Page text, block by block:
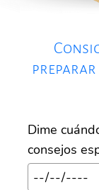
preparar
Dime
consejos